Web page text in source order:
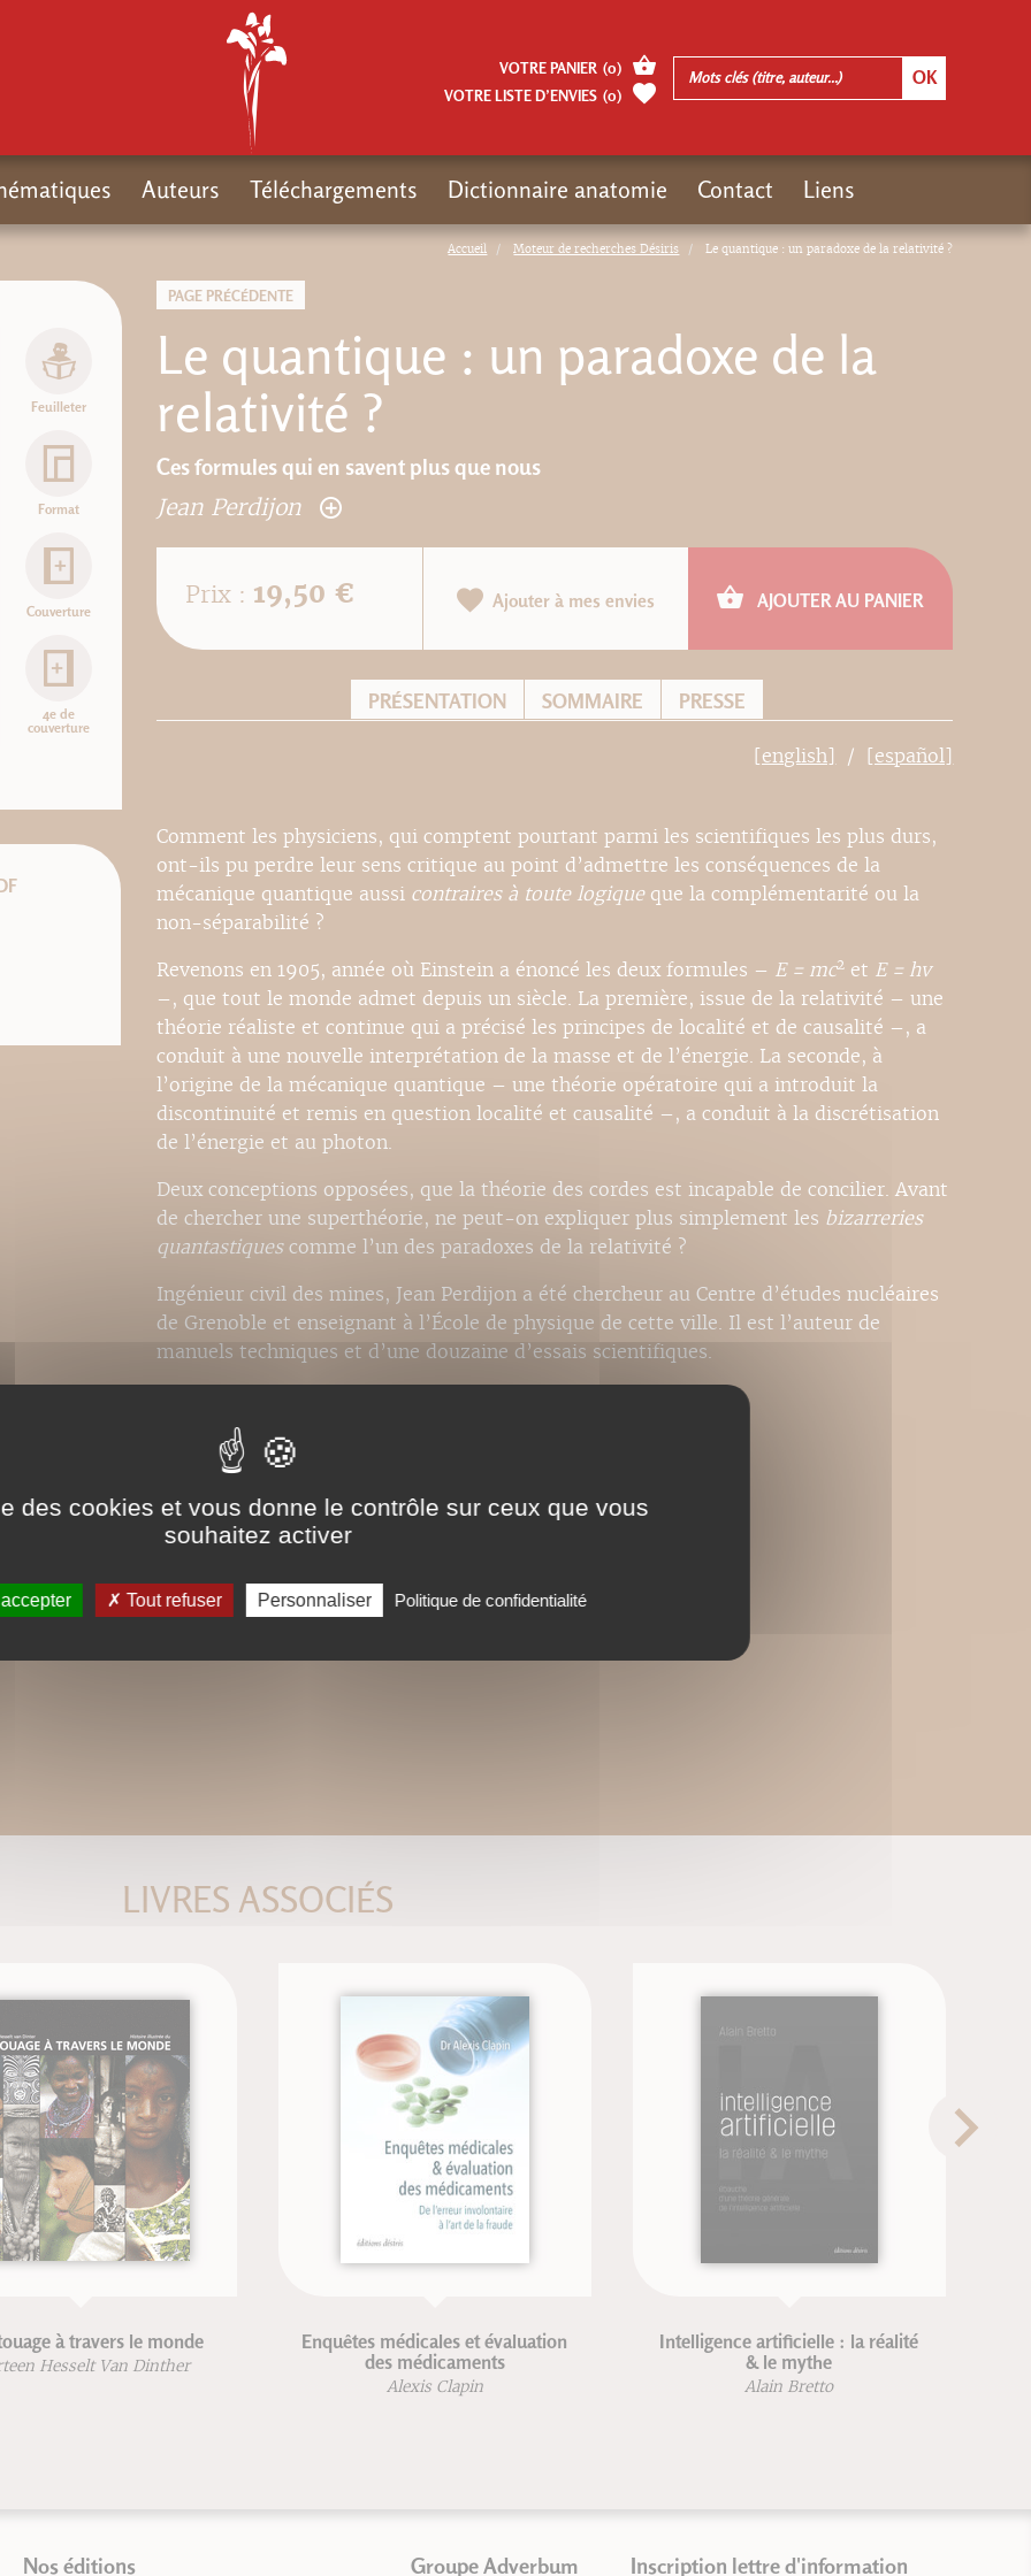
Accueil Moteur de recherches Désiris Le quantique : un paradoxe de la relativité ?
PAGE PRÉCÉDENTE
Le quantique : un paradoxe de la
relativité ?
Ces formules qui en savent plus que nous
Jean Perdijon
Feuilleter
Format
Couverture
4e de
couverture
Prix : 19,50 € Ajouter à mes envies AJOUTER AU PANIER
PRÉSENTATION SOMMAIRE PRESSE
[english] [español]
Comment les physiciens, qui comptent pourtant parmi les scientifiques les plus durs,
ont-ils pu perdre leur sens critique au point d’admettre les conséquences de la
mécanique quantique aussi contraires à toute logiqueque la complémentarité ou la
non-séparabilité ?
Revenons en 1905, année où Einstein a énoncé les deux formules – E = mc2et E = hv
–, que tout le monde admet depuis un siècle. La première, issue de la relativité – une
théorie réaliste et continue qui a précisé les principes de localité et de causalité –, a
conduit à une nouvelle interprétation de la masse et de l’énergie. La seconde, à
l’origine de la mécanique quantique – une théorie opératoire qui a introduit la
discontinuité et remis en question localité et causalité –, a conduit à la discrétisation
de l’énergie et au photon.
Deux conceptions opposées, que la théorie des cordes est incapable de concilier. Avant
de chercher une superthéorie, ne peut-on expliquer plus simplement les bizarreries
quantastiquescomme l’un des paradoxes de la relativité ?
Ingénieur civil des mines, Jean Perdijon a été chercheur au Centre d’études nucléaires
de Grenoble et enseignant à l’École de physique de cette ville. Il est l’auteur de
manuels techniques et d’une douzaine d’essais scientifiques.
LIVRES ASSOCIÉS
à travers le monde
Hesselt Van Dinther
Enquêtes médicales et évaluation
des médicaments
Alexis Clapin
Intelligence artificielle : la réalité
& le mythe
Alain Bretto
Nos éditions Groupe Adverbum Inscription lettre d'information
VOTRE PANIER (0)
VOTRE LISTE D’ENVIES (0)
Auteurs Téléchargements Dictionnaire anatomie Contact Liens
des cookies et vous donne le contrôle sur ceux que vous
souhaitez activer
Tout refuser Personnaliser Politique de confidentialité